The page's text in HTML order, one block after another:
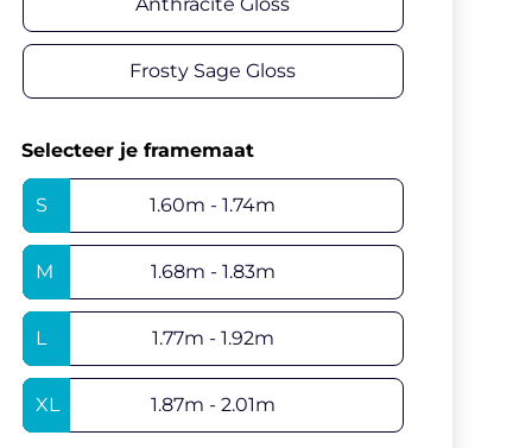
Frosty Sage Gloss
Selecteer je framemaat
S 1.60m - 1.74m
M 1.68m - 1.83m
L 1.77m - 1.92m
XL 1.87m - 2.01m